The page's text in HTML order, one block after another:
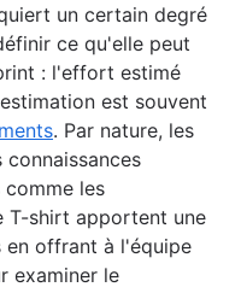
un certain degré
ce qu'elle peut
: l'effort estimé
est souvent
. Par nature, les
les
T-shirt apportent une
en offrant à l'équipe
examiner le